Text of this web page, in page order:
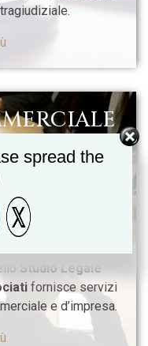
Studio Legale
fornisce servizi
e d’impresa.
spread the